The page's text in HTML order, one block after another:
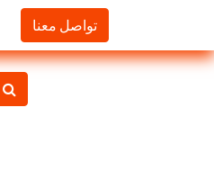
تواصل معنا